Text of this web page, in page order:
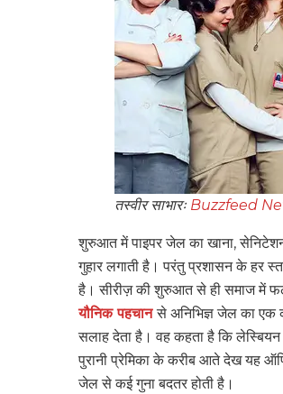
तस्वीर साभारः Buzzfeed
शुरुआत में पाइपर जेल का खाना,
गुहार लगाती है। परंतु प्रशासन के हर
है। सीरीज़ की शुरुआत से ही समाज में
यौनिक पहचानसे अनिभिज्ञ जेल का एक
सलाह देता है। वह कहता है कि लेस्बियन
पुरानी प्रेमिका के करीब आते देख यह
जेल से कई गुना बदतर होती है।